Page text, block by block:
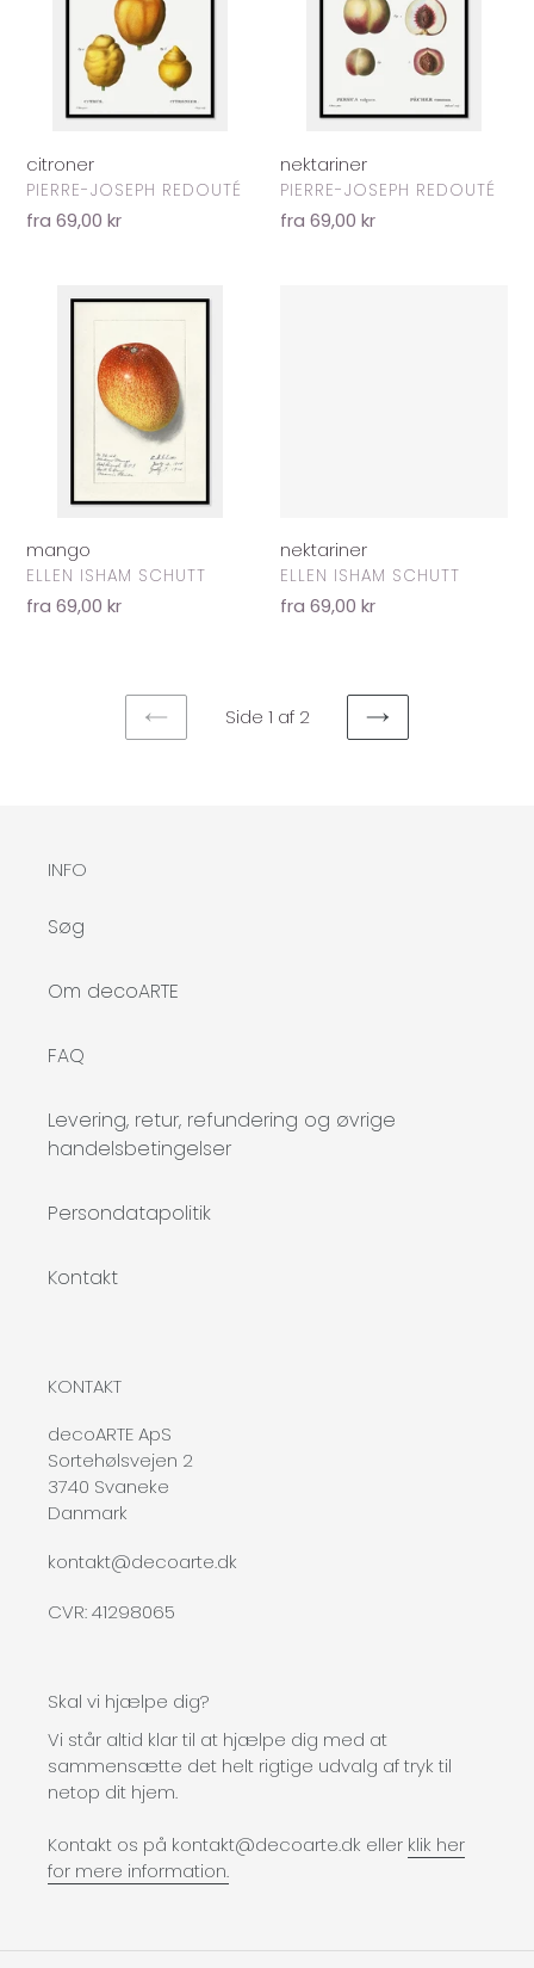
citroner
FORHANDLER
PIERRE-JOSEPH REDOUTÉ
Normalpris
fra 69,00 kr
nektariner
FORHANDLER
PIERRE-JOSEPH REDOUTÉ
Normalpris
fra 69,00 kr
mango
mango
FORHANDLER
ELLEN ISHAM SCHUTT
Normalpris
fra 69,00 kr
nektariner
FORHANDLER
ELLEN ISHAM SCHUTT
Normalpris
fra 69,00 kr
FORRIGE
Side 1 af 2
NÆSTE
INFO
Søg
Om decoARTE
FAQ
Levering, retur, refundering og øvrige
handelsbetingelser
Persondatapolitik
Kontakt
KONTAKT
decoARTE ApS
Sortehølsvejen 2
3740 Svaneke
Danmark
kontakt@decoarte.dk
CVR: 41298065
Skal vi hjælpe dig?
Vi står altid klar til at hjælpe dig med at
sammensætte det helt rigtige udvalg af tryk til
netop dit hjem.
Kontakt os på kontakt@decoarte.dk eller klik her
for mere information.